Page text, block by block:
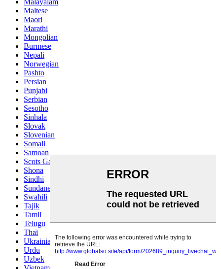
Malayalam
Maltese
Maori
Marathi
Mongolian
Burmese
Nepali
Norwegian
Pashto
Persian
Punjabi
Serbian
Sesotho
Sinhala
Slovak
Slovenian
Somali
Samoan
Scots Gaelic
Shona
Sindhi
Sundanese
Swahili
Tajik
Tamil
Telugu
Thai
Ukrainian
Urdu
Uzbek